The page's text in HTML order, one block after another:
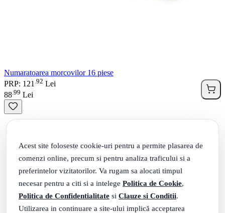
Acest site foloseste cookie-uri pentru a permite plasarea de
comenzi online, precum si pentru analiza traficului si a
preferintelor vizitatorilor. Va rugam sa alocati timpul
necesar pentru a citi si a intelege Politica de Cookie,
Politica de Confidentialitate si Clauze si Conditii.
Utilizarea in continuare a site-ului implică acceptarea
Numaratoarea morcovilor 16 piese
PRP: 121 92 Lei
88 99 Lei